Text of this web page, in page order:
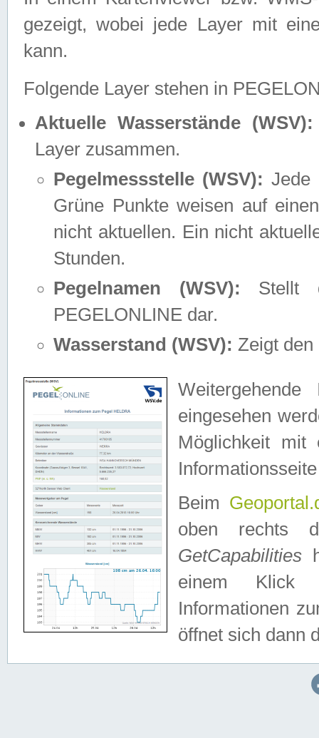
gezeigt, wobei jede Layer mit
kann.
Folgende Layer stehen in
Aktuelle Wasserstände (WSV):
Layer zusammen.
Pegelmessstelle (WSV): Jede
Grüne Punkte weisen auf
nicht aktuellen. Ein nicht
Stunden.
Pegelnamen (WSV): Stellt
PEGELONLINE dar.
Wasserstand (WSV): Zeigt den
eingesehen
Möglichkeit mit
Beim
oben rechts
GetCapabilities
einem Klick
Informationen
öffnet sich dann